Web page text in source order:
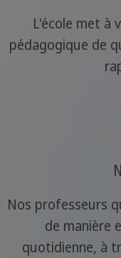
L'école met à
pédagogique de
Nos professeurs
de manière
quotidienne, à